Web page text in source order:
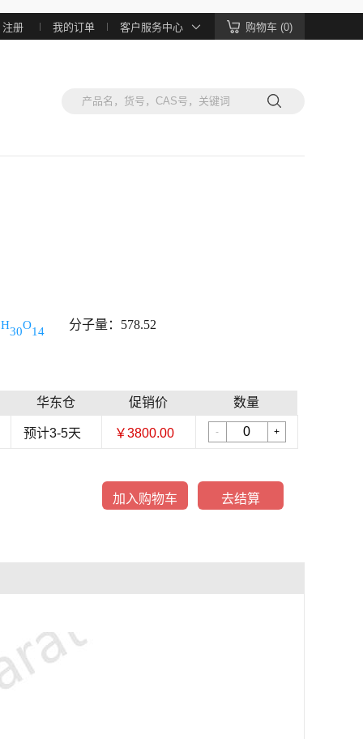
注册 我的订单 客户服务中心 购物车 (0)
H30O14 分子量：578.52
华东仓 促销价 数量
预计3-5天 ￥3800.00 - +
加入购物车 去结算